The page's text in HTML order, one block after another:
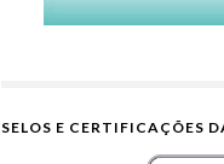
SELOS E CERTIFICAÇÕES